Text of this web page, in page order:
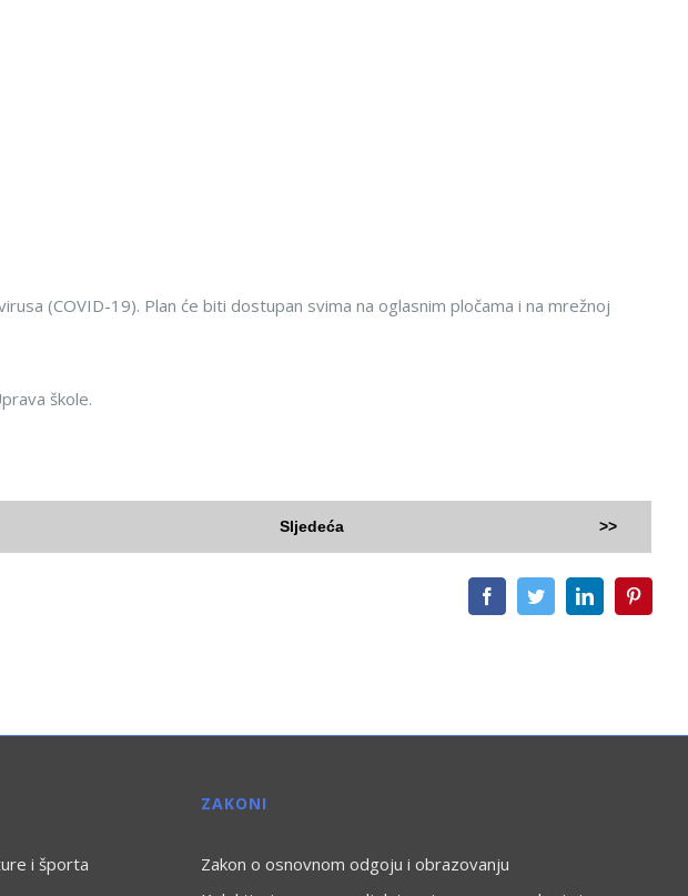
(COVID-19). Plan će biti dostupan svima na oglasnim pločama i na mrežnoj
škole.
Sljedeća >>
FacebookTwitterLinkedIn
i športa
ZAKONI
Zakon o osnovnom odgoju i obrazovanju